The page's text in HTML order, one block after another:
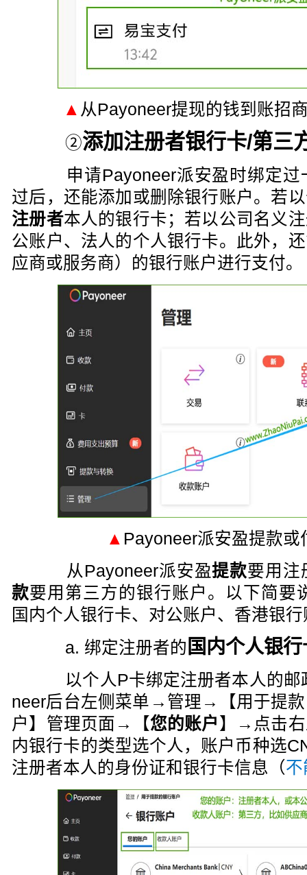
▲ 从Payoneer提现的钱到账招
②添加注册者银行卡/第三
申请Payoneer派安盈时绑定过
过后，还能添加或删除银行账户。若
注册者本人的银行卡；若以公司名义
公账户、法人的个人银行卡。此外，
应商或服务商）的银行账户进行支付。
▲ Payoneer派安盈提款或
从Payoneer派安盈提款要用注
款要用第三方的银行账户。以下简要
国内个人银行卡、对公账户、香港银
a. 绑定注册者的 国内个人银行
以个人P卡绑定注册者本人的邮
neer后台左侧菜单→管理→【用于提
户】管理页面→【您的账户 】→点击右
内银行卡的类型选个人，账户币种选
注册者本人的身份证和银行卡信息（不